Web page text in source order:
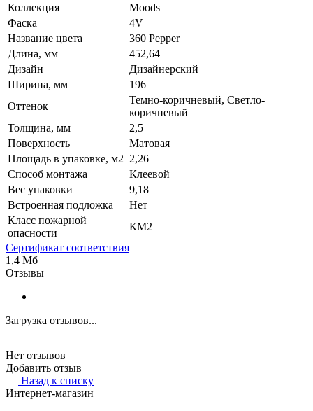
Коллекция
Moods
Фаска
4V
Название цвета
360 Pepper
Длина, мм
452,64
Дизайн
Дизайнерский
Ширина, мм
196
Оттенок
Темно-коричневый, Светло-
коричневый
Толщина, мм
2,5
Поверхность
Матовая
Площадь в упаковке, м2 2,26
Способ монтажа
Клеевой
Вес упаковки
9,18
Встроенная подложка
Нет
Класс пожарной
опасности
КМ2
Сертификат соответствия
1,4 Мб
Отзывы
Загрузка отзывов...
Нет отзывов
Добавить отзыв
Назад к списку
Интернет-магазин